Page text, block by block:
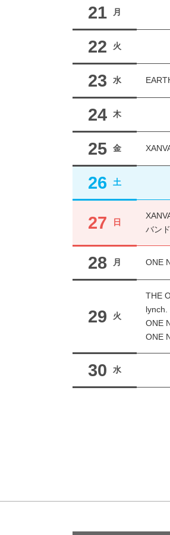
21 月
22 火
23 水
24 木
25 金
26 土
27 日
バン
28 月 ONE
29 火
THE
lynch.
ONE
ONE
30 水